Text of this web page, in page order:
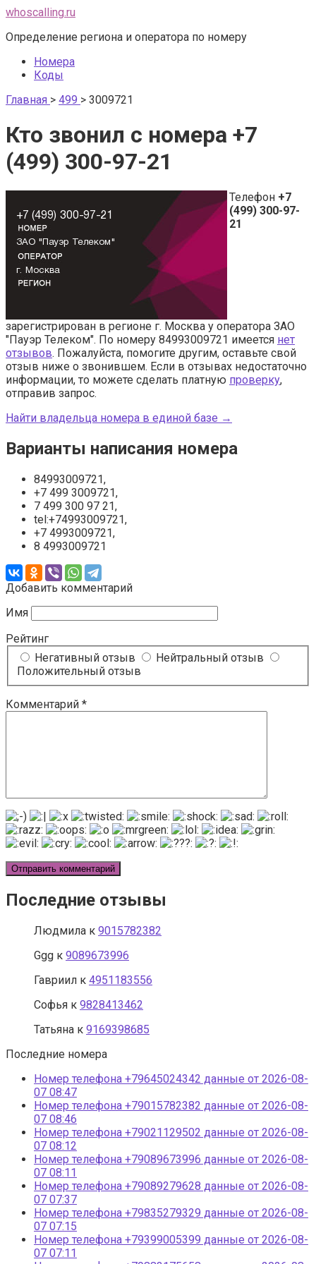
Перейти
контенту
whoscalling.ru
Определение региона и оператора по номеру
Номера
Коды
Главная > 499 > 3009721
Кто звонил с номера +7
(499) 300-97-21
Телефон +7
(499) 300-97-
21
зарегистрирован в регионе г. Москва у оператора ЗАО
"Пауэр Телеком". По номеру 84993009721 имеется нет
отзывов. Пожалуйста, помогите другим, оставьте свой
отзыв ниже о звонившем. Если в отзывах недостаточно
информации, то можете сделать платную проверку,
отправив запрос.
Найти владельца номера в единой базе →
Варианты написания номера
84993009721,
+7 499 3009721,
7 499 300 97 21,
tel:+74993009721,
+7 4993009721,
8 4993009721
Добавить комментарий
Имя
Рейтинг
Негативный отзыв
Нейтральный отзыв
Положительный отзыв
Комментарий *
Последние отзывы
Людмила к 9015782382
Ggg к 9089673996
Гавриил к 4951183556
Софья к 9828413462
Татьяна к 9169398685
Последние номера
Номер телефона +79645024342 данные от 2026-08-
07 08:47
Номер телефона +79015782382 данные от 2026-08-
07 08:46
Номер телефона +79021129502 данные от 2026-08-
07 08:12
Номер телефона +79089673996 данные от 2026-08-
07 08:11
Номер телефона +79089279628 данные от 2026-08-
07 07:37
Номер телефона +79835279329 данные от 2026-08-
07 07:15
Номер телефона +79399005399 данные от 2026-08-
07 07:11